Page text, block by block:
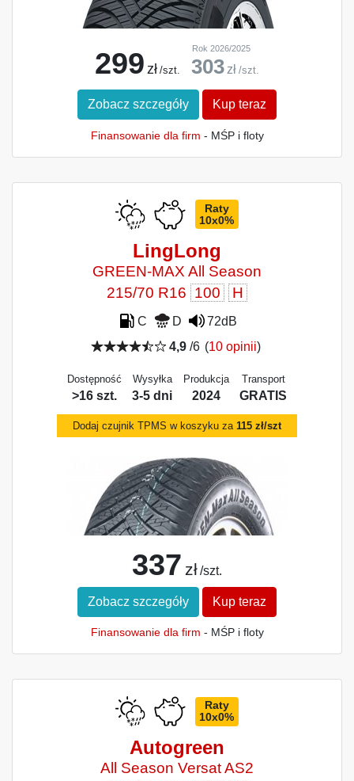
299 zł /szt.
Rok 2026/2025
303 zł /szt.
Zobacz szczegóły Kup teraz
Finansowanie dla firm - MŚP i floty
Raty
10x0%
LingLong
GREEN-MAX All Season
215/70 R16 100 H
C D
72dB
4,9/6 (10 opinii)
Dostępność
>16 szt.
Wysyłka
3-5 dni
Produkcja
2024
Transport
GRATIS
Dodaj czujnik TPMS w koszyku za 115 zł/szt
337 zł /szt.
Zobacz szczegóły Kup teraz
Finansowanie dla firm - MŚP i floty
Raty
10x0%
Autogreen
All Season Versat AS2